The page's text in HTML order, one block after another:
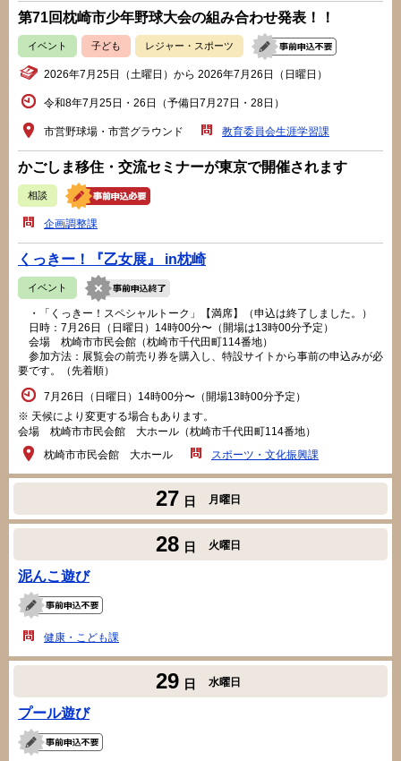
第71回枕崎市少年野球大会の組み合わせ発表！！
イベント 子ども レジャー・スポーツ
2026年7月25日（土曜日）から 2026年7月26日（日曜日）
令和8年7月25日・26日（予備日7月27日・28日）
市営野球場・市営グラウンド 教育委員会生涯学習課
かごしま移住・交流セミナーが東京で開催されます
相談
企画調整課
くっきー！『乙女展』 in枕崎
イベント
・「くっきー！スペシャルトーク」【満席】（申込は終了しました。）
日時：7月26日（日曜日）14時00分〜（開場は13時00分予定）
会場 枕崎市市民会館（枕崎市千代田町114番地）
参加方法：展覧会の前売り券を購入し、特設サイトから事前の申込みが必
要です。（先着順）
7月26日（日曜日）14時00分〜（開場13時00分予定）
※ 天候により変更する場合もあります。
会場 枕崎市市民会館 大ホール（枕崎市千代田町114番地）
枕崎市市民会館 大ホール
スポーツ・文化振興課
27 日 月曜日
28 日 火曜日
泥んこ遊び
健康・こども課
29 日 水曜日
プール遊び